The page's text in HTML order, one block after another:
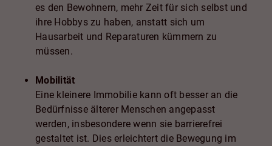
es den Bewohnern, mehr Zeit für sich selbst und
ihre Hobbys zu haben, anstatt sich um
Hausarbeit und Reparaturen kümmern zu
müssen.
Mobilität
Eine kleinere Immobilie kann oft besser an die
Bedürfnisse älterer Menschen angepasst
werden, insbesondere wenn sie barrierefrei
gestaltet ist. Dies erleichtert die Bewegung im